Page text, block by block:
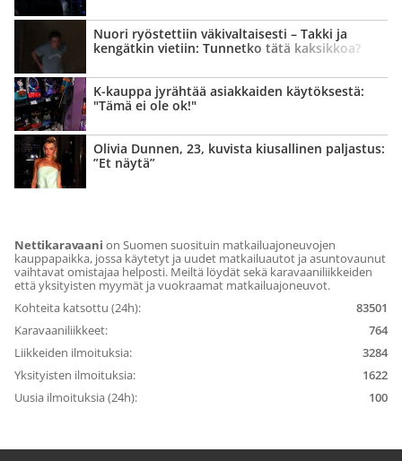
Nuori ryöstettiin väki­valtaisesti – Takki ja
kengätkin vietiin: Tunnetko tätä kaksikkoa?
K-kauppa jyrähtää asiakkaiden käytöksestä:
"Tämä ei ole ok!"
Olivia Dunnen, 23, kuvista kiusallinen paljastus:
”Et näytä”
Nettikaravaani on Suomen suosituin matkailuajoneuvojen
kauppapaikka, jossa käytetyt ja uudet matkailuautot ja asuntovaunut
vaihtavat omistajaa helposti. Meiltä löydät sekä karavaaniliikkeiden
että yksityisten myymät ja vuokraamat matkailuajoneuvot.
Kohteita katsottu (24h):
83501
Karavaaniliikkeet:
764
Liikkeiden ilmoituksia:
3284
Yksityisten ilmoituksia:
1622
Uusia ilmoituksia (24h):
100